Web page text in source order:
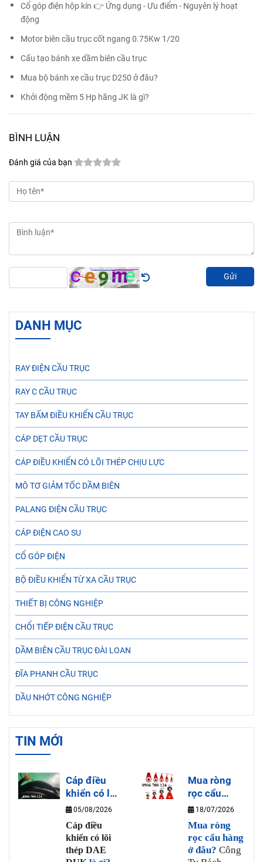
Cổ góp điện hộp kín 👉 Ứng dụng - Ưu điểm - Nguyên lý hoạt
động
Motor biên cầu trục cốt ngang 0.75Kw 1/20
Cấu tạo bánh xe dầm biên cầu trục
Mua bộ bánh xe cầu trục D250 ở đâu?
Khởi động mềm 5 Hp hãng JK là gì?
BÌNH LUẬN
Đánh giá của bạn
Gửi
DANH MỤC
RAY ĐIỆN CẦU TRỤC
RAY C CẦU TRỤC
TAY BẤM ĐIỀU KHIỂN CẦU TRỤC
CÁP DẸT CẦU TRỤC
CÁP ĐIỀU KHIỂN CÓ LÕI THÉP CHỊU LỰC
MÔ TƠ GIẢM TỐC DẦM BIÊN
PALANG ĐIỆN CẦU TRỤC
CÁP ĐIỆN CAO SU
CỔ GÓP ĐIỆN
BỘ ĐIỀU KHIỂN TỪ XA CẦU TRỤC
THIẾT BỊ CÔNG NGHIỆP
CHỔI TIẾP ĐIỆN CẦU TRỤC
DẦM BIÊN CẦU TRỤC ĐÀI LOAN
ĐĨA PHANH CẦU TRỤC
DẦU NHỚT CÔNG NGHIỆP
TIN MỚI
Cáp điều
khiển có lõi
thép DAE
DUK là gì?
05/08/2026
Cáp điều
khiển có lõi
thép DAE
Mua ròng
rọc cẩu
hàng ở đâu?
18/07/2026
Mua ròng
rọc cẩu hàng
ở đâu? Công